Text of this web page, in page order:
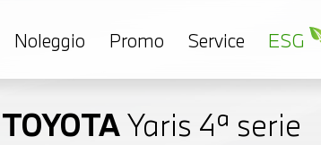
Noleggio Promo Service ESG
TOYOTAYaris 4ª serie